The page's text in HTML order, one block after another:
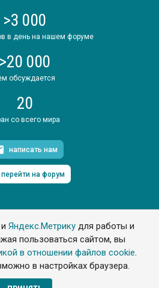
иЯндекс.Метрику для работы и
пользоваться сайтом, вы
в отношении файлов cookie.
в настройках браузера.
>3 000
в день на нашем форуме
>20 000
обсуждается
20
со всего мира
написать нам
перейти на форум
2006. Все права защищены
материалов сайта с обязательной
на www.e-plastic.ru
сайта